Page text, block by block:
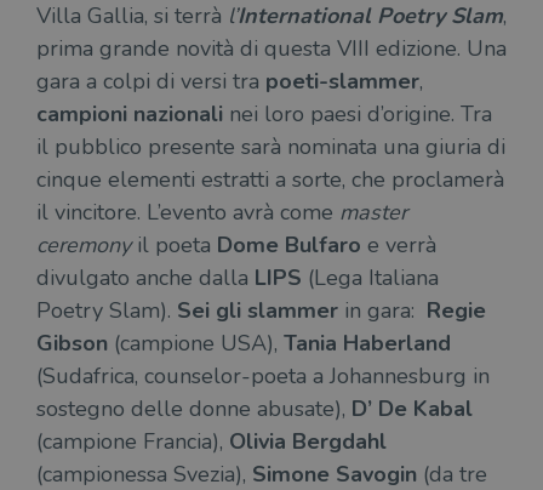
Villa Gallia, si terrà l’International Poetry Slam,
prima grande novità di questa VIII edizione. Una
gara a colpi di versi tra poeti-slammer,
campioni nazionali nei loro paesi d’origine. Tra
il pubblico presente sarà nominata una giuria di
cinque elementi estratti a sorte, che proclamerà
il vincitore. L’evento avrà come master
ceremonyil poeta Dome Bulfaro e verrà
divulgato anche dalla LIPS (Lega Italiana
Poetry Slam). Sei gli slammer in gara: Regie
Gibson (campione USA), Tania Haberland
(Sudafrica, counselor-poeta a Johannesburg in
sostegno delle donne abusate), D’ De Kabal
(campione Francia), Olivia Bergdahl
(campionessa Svezia), Simone Savogin (da tre